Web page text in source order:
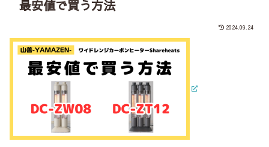
最安値で買う方法
2024.09.24